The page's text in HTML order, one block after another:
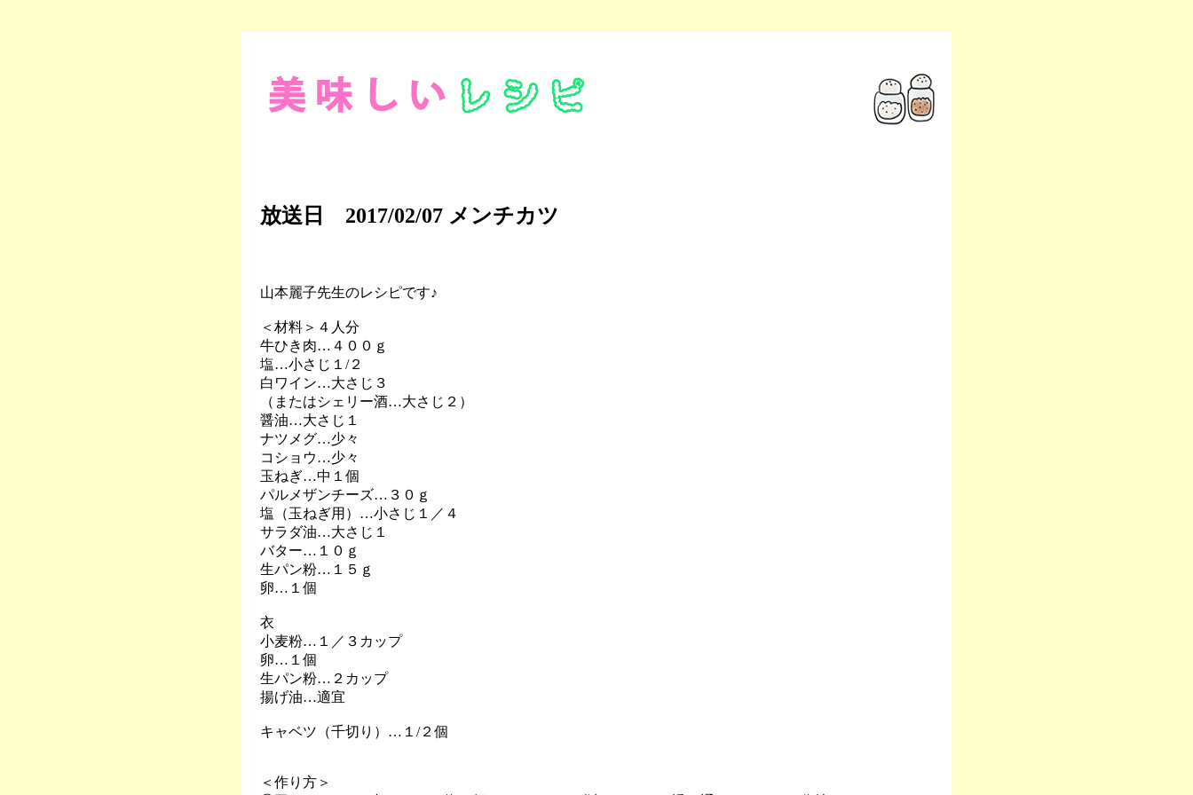
放送日 2017/02/07 メンチカツ
山本麗子先生のレシピです♪
＜材料＞４人分
牛ひき肉…４００ｇ
塩…小さじ１/２
白ワイン…大さじ３
（またはシェリー酒…大さじ２）
醤油…大さじ１
ナツメグ…少々
コショウ…少々
玉ねぎ…中１個
パルメザンチーズ…３０ｇ
塩（玉ねぎ用）…小さじ１／４
サラダ油…大さじ１
バター…１０ｇ
生パン粉…１５ｇ
卵…１個
衣
小麦粉…１／３カップ
卵…１個
生パン粉…２カップ
揚げ油…適宜
キャベツ（千切り）…１/２個
＜作り方＞